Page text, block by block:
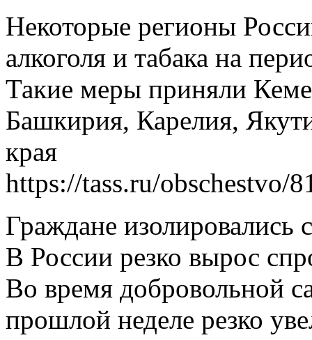
Некоторые регионы
алкоголя и табака на
Такие меры приняли
Башкирия, Карелия,
края
https://tass.ru/obschestvo/
Граждане изолировались
В России резко вырос
Во время добровольной
прошлой неделе резко